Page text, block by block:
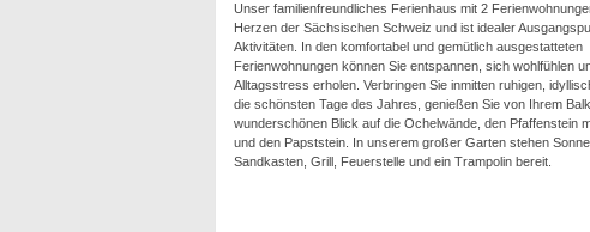
Unser familienfreundliches Ferienhaus mit 2
Herzen der Sächsischen Schweiz und ist idealer
Aktivitäten. In den komfortabel und gemütlich ausgestatteten
Ferienwohnungen können Sie entspannen, sich wohlfühlen
Alltagsstress erholen. Verbringen Sie inmitten ruhigen,
die schönsten Tage des Jahres, genießen Sie von Ihrem
wunderschönen Blick auf die Ochelwände, den Pfaffenstein
und den Papststein. In unserem großer Garten stehen
Sandkasten, Grill, Feuerstelle und ein Trampolin bereit.